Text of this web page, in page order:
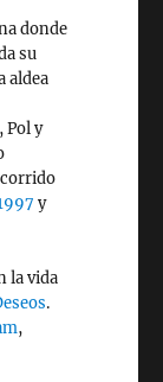
donde
su
aldea
Pol y
y
la vida
.
,